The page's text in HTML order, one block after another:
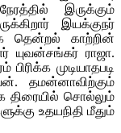
இருக்கும்
இயக்குநர்
தென்றல் காற்றின்
யுவன்சங்கர் ராஜா.
முடியாதபடி
தமன்னாவிற்கும்
திரையில் சொல்லும்
உதயநிதி மீதும்